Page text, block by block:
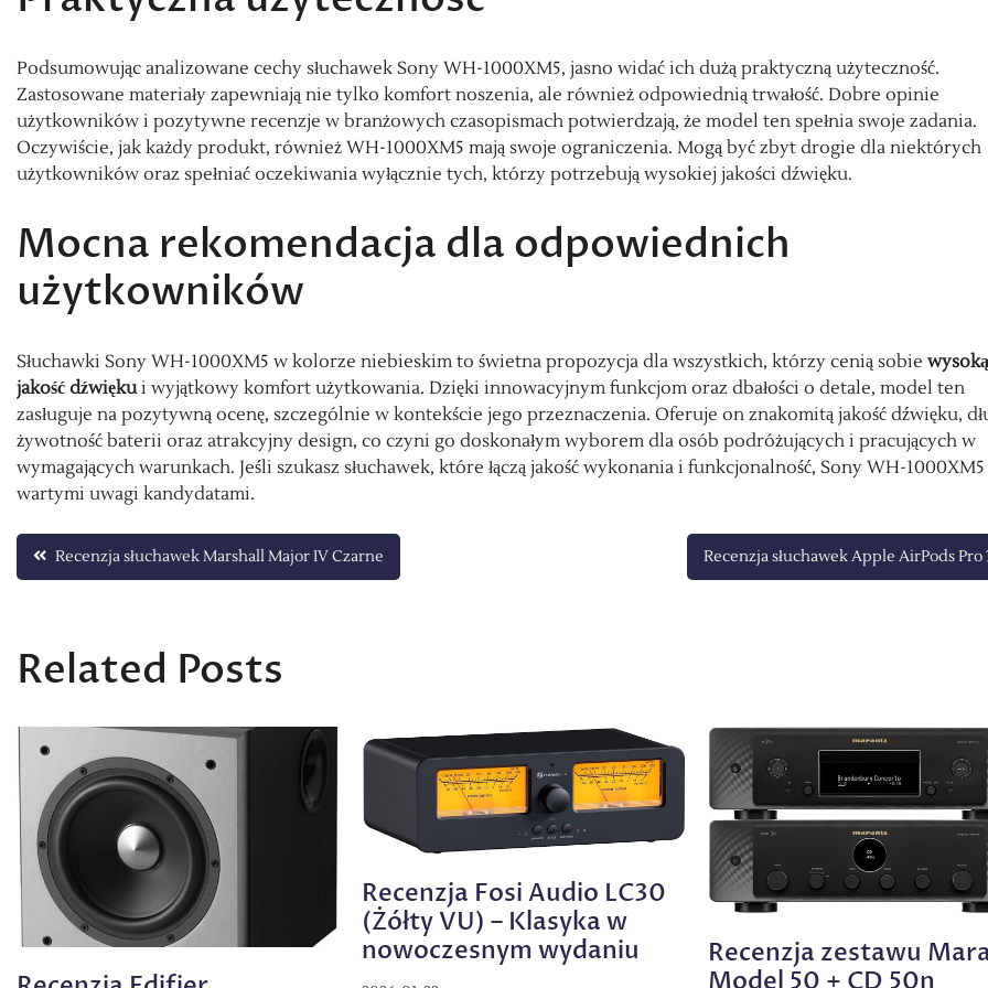
Podsumowując analizowane cechy słuchawek Sony WH-1000XM5, jasno widać ich dużą praktyczną użyteczność.
Zastosowane materiały zapewniają nie tylko komfort noszenia, ale również odpowiednią trwałość. Dobre opinie
użytkowników i pozytywne recenzje w branżowych czasopismach potwierdzają, że model ten spełnia swoje zadania.
Oczywiście, jak każdy produkt, również WH-1000XM5 mają swoje ograniczenia. Mogą być zbyt drogie dla niektórych
użytkowników oraz spełniać oczekiwania wyłącznie tych, którzy potrzebują wysokiej jakości dźwięku.
Mocna rekomendacja dla odpowiednich
użytkowników
Słuchawki Sony WH-1000XM5 w kolorze niebieskim to świetna propozycja dla wszystkich, którzy cenią sobie wysoką
jakość dźwiękui wyjątkowy komfort użytkowania. Dzięki innowacyjnym funkcjom oraz dbałości o detale, model ten
zasługuje na pozytywną ocenę, szczególnie w kontekście jego przeznaczenia. Oferuje on znakomitą jakość dźwięku,
żywotność baterii oraz atrakcyjny design, co czyni go doskonałym wyborem dla osób podróżujących i pracujących w
wymagających warunkach. Jeśli szukasz słuchawek, które łączą jakość wykonania i funkcjonalność, Sony WH-1000XM5
wartymi uwagi kandydatami.
Nawigacja
Recenzja słuchawek Marshall Major IV Czarne Recenzja słuchawek Apple AirPods Pro
Related Posts
Recenzja Fosi Audio LC30
(Żółty VU) – Klasyka w
nowoczesnym wydaniu
Recenzja zestawu
Model 50 + CD 50n